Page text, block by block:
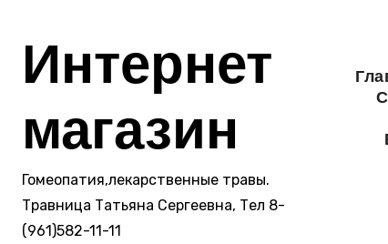
содержанию
Интернет
магазин
Гомеопатия,лекарственные травы.
Травница Татьяна Сергеевна, Тел 8-
(961)582-11-11